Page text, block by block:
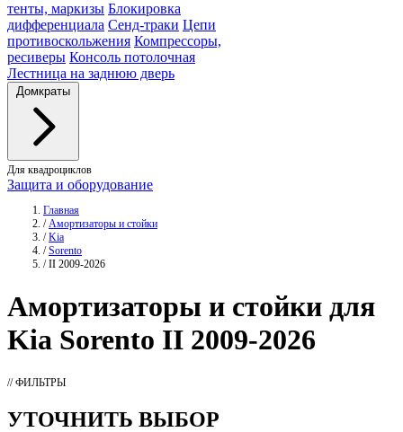
тенты, маркизы Блокировка
дифференциала Сенд-траки Цепи
противоскольжения Компрессоры,
ресиверы Консоль потолочная
Лестница на заднюю дверь
Домкраты
Для квадроциклов
Защита и оборудование
Главная
/ Амортизаторы и стойки
/ Kia
/ Sorento
/ II 2009-2026
Амортизаторы и стойки для
Kia Sorento II 2009-2026
// ФИЛЬТРЫ
УТОЧНИТЬ ВЫБОР